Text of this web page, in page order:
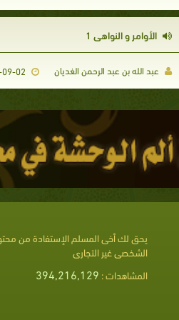
الأوامر و النواهي 1
عبد الله بن عبد الرحمن الغديان
يحق لك أخى المسلم الإستفادة من
الشخصى غير التجارى
المشاهدات : 394,216,129